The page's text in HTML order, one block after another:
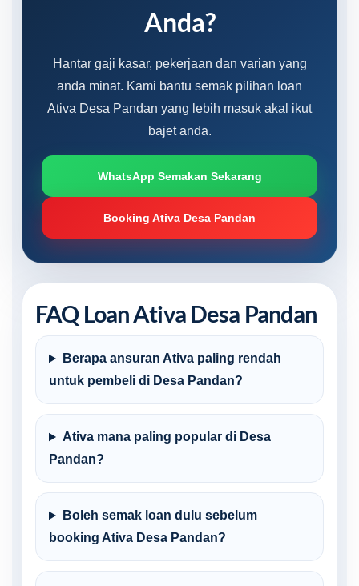
Anda?
Hantar gaji kasar, pekerjaan dan varian yang
anda minat. Kami bantu semak pilihan loan
Ativa Desa Pandan yang lebih masuk akal ikut
bajet anda.
WhatsApp Semakan Sekarang
Booking Ativa Desa Pandan
FAQ Loan Ativa Desa Pandan
Berapa ansuran Ativa paling rendah
untuk pembeli di Desa Pandan?
Ativa mana paling popular di Desa
Pandan?
Boleh semak loan dulu sebelum
booking Ativa Desa Pandan?